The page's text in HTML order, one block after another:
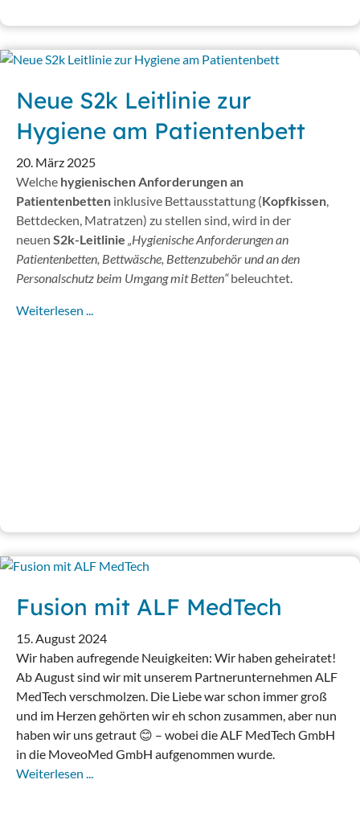
Neue S2k Leitlinie zur
Hygiene am Patientenbett
20. März 2025
Welche hygienischen Anforderungen an
Patientenbetten inklusive Bettausstattung (Kopfkissen,
Bettdecken, Matratzen) zu stellen sind, wird in der
neuen S2k-Leitlinie „Hygienische Anforderungen an
Patientenbetten, Bettwäsche, Bettenzubehör und an den
Personalschutz beim Umgang mit Betten“beleuchtet.
Weiterlesen ...
Fusion mit ALF MedTech
15. August 2024
Wir haben aufregende Neuigkeiten: Wir haben geheiratet!
Ab August sind wir mit unserem Partnerunternehmen ALF
MedTech verschmolzen. Die Liebe war schon immer groß
und im Herzen gehörten wir eh schon zusammen, aber nun
haben wir uns getraut 😊 – wobei die ALF MedTech GmbH
in die MoveoMed GmbH aufgenommen wurde.
Weiterlesen ...